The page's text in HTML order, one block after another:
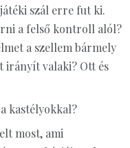
szál erre fut ki.
a felső kontroll alól?
a szellem bármely
irányít valaki? Ott és
kastélyokkal?
most, ami